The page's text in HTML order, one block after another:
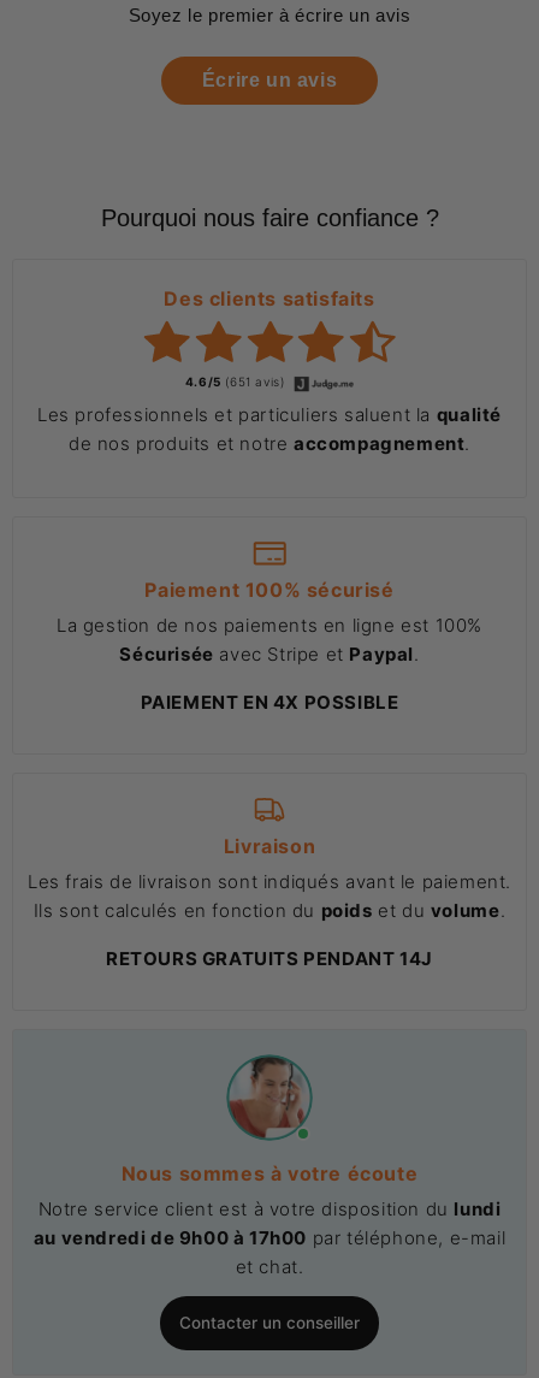
Soyez le premier à écrire un avis
Écrire un avis
Pourquoi nous faire confiance ?
Des clients satisfaits
4.6/5 (651 avis)
Les professionnels et particuliers saluent la qualité
de nos produits et notre accompagnement
Paiement 100% sécurisé
La gestion de nos paiements en ligne est 100%
Sécurisée avec Stripe et Paypal
PAIEMENT EN 4X POSSIBLE
Livraison
Les frais de livraison sont indiqués avant le paiement.
Ils sont calculés en fonction du poids et du volume
RETOURS GRATUITS PENDANT 14J
Nous sommes à votre écoute
Notre service client est à votre disposition du lundi
au vendredi de 9h00 à 17h00 par téléphone, e-mail
et chat.
Contacter un conseiller